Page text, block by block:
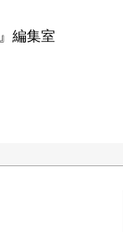
編集室